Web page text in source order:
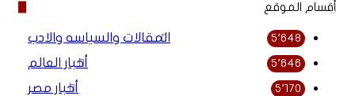
أقسام الموقع
المقالات والسياسه والادب 5٬648
أخبار العالم 5٬646
أخبار مصر 5٬170